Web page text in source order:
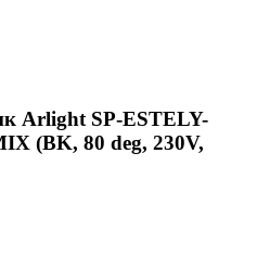
Arlight SP-ESTELY-
(BK, 80 deg, 230V,